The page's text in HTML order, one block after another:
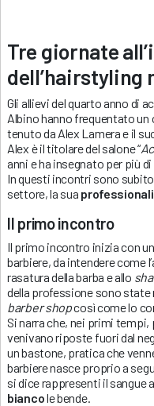
Tre giornate
dell’hairstyling
Gli allievi del quarto anno di
Albino hanno frequentato
tenuto da Alex Lamera e il
Alex è il titolare del salone “
anni e ha insegnato per più
In questi incontri sono
settore, la sua
Il primo incontro
Il primo incontro inizia con
barbiere, da intendere come
rasatura della barba e allo
della professione sono
barber shopcosì come lo
Si narra che, nei primi tempi,
venivano riposte fuori dal
un bastone, pratica che
barbiere nasce proprio a
si dice rappresenti il sangue
biancole bende.